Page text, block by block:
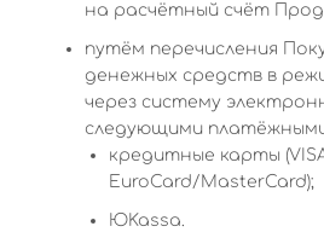
на расчётный счёт
путём перечисления
денежных средств в
через систему
следующими
кредитные карты
EuroCard/MasterCard);
ЮKassa.